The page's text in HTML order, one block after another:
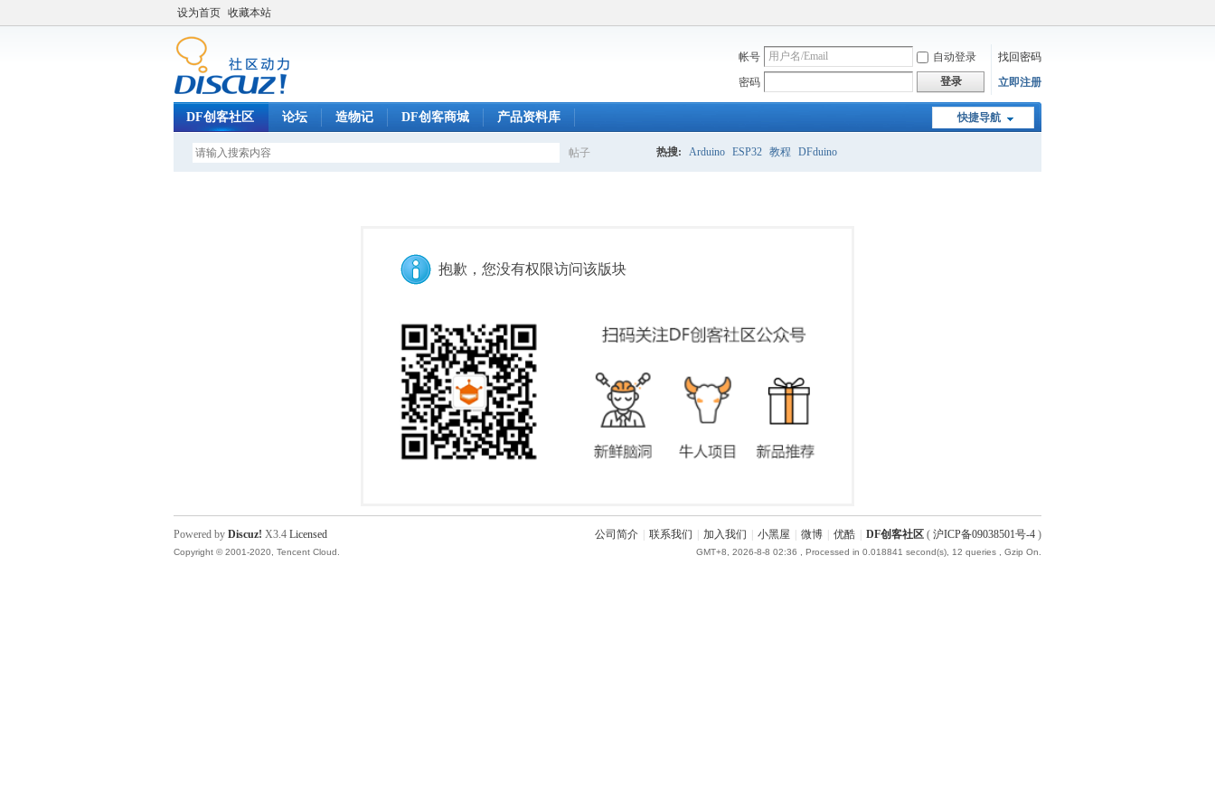
设为首页 收藏本站
帐号 自动登录
找回密码
密码
登录 立即注册
快捷导航
DF创客社区 论坛 造物记 DF创客商城 产品资料库
帖子 热搜: Arduino ESP32 教程 DFduino
抱歉，您没有权限访问该版块
公司简介 联系我们 加入我们 小黑屋 微博 优酷 DF创客社区 ( 沪ICP备09038501号-4 )
GMT+8, 2026-8-8 02:36 , Processed in 0.018841 second(s), 12 queries , Gzip On.
Powered by Discuz! X3.4 Licensed
Copyright © 2001-2020, Tencent Cloud.